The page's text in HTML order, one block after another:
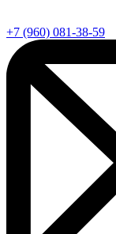
+7 (960) 081-38-59